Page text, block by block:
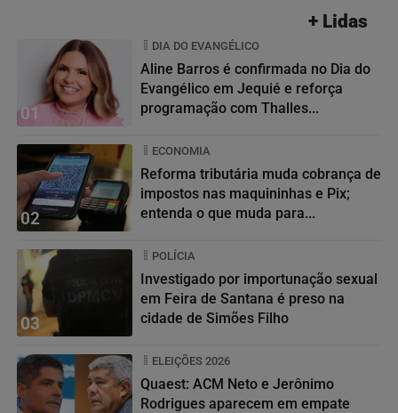
+ Lidas
01
DIA DO EVANGÉLICO
Aline Barros é confirmada no Dia do
Evangélico em Jequié e reforça
programação com Thalles...
02
ECONOMIA
Reforma tributária muda cobrança de
impostos nas maquininhas e Pix;
entenda o que muda para...
03
POLÍCIA
Investigado por importunação sexual
em Feira de Santana é preso na
cidade de Simões Filho
ELEIÇÕES 2026
Quaest: ACM Neto e Jerônimo
Rodrigues aparecem em empate